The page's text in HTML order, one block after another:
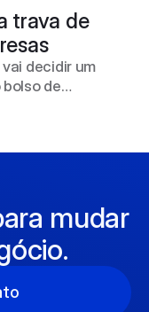
trava de
decidir um
de
mudar